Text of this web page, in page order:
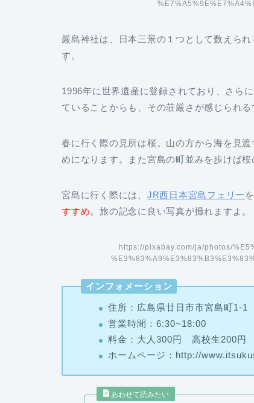
厳島神社は、 日本三景の１つとして数えられ
す。
1996年に世界遺産に登録されており、さら
ていることからも、その荘厳さが感じられる
春に行く際の見所は桜。山の方から海を見
めになります。また宮島の町並みを歩けば
宮島に行く際には、 JR西日本宮島フェリー
すすめ。旅の記念に良い写真が撮れますよ。
https://pixabay.com/ja/photos/
インフォメーション
住所：広島県廿日市市宮島町1-1
営業時間：6:30~18:00
料金：大人300円 高校生200円
ホームページ：http://